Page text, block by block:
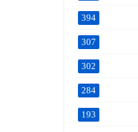
394
307
302
284
193